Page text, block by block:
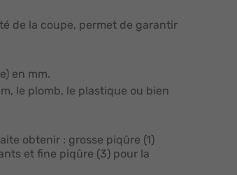
de la coupe, permet de garantir
en mm.
le plomb, le plastique ou bien
obtenir : grosse piqûre (1)
et fine piqûre (3) pour la